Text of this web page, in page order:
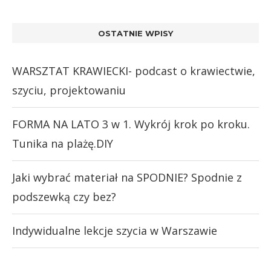
OSTATNIE WPISY
WARSZTAT KRAWIECKI- podcast o krawiectwie,
szyciu, projektowaniu
FORMA NA LATO 3 w 1. Wykrój krok po kroku.
Tunika na plażę.DIY
Jaki wybrać materiał na SPODNIE? Spodnie z
podszewką czy bez?
Indywidualne lekcje szycia w Warszawie